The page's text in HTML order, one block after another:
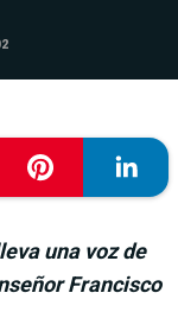
una voz de
Francisco